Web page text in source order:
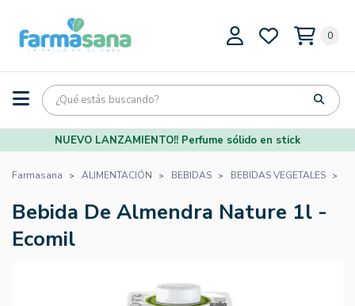
0
NUEVO LANZAMIENTO!! Perfume sólido en stick
Farmasana ALIMENTACIÓN BEBIDAS BEBIDAS VEGETALES
Bebida De Almendra Nature 1l -
Ecomil